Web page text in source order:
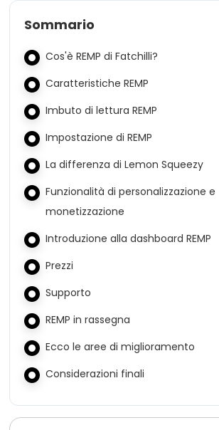
Sommario
Cos'è REMP di Fatchilli?
Caratteristiche REMP
Imbuto di lettura REMP
Impostazione di REMP
La differenza di Lemon Squeezy
Funzionalità di personalizzazione e
monetizzazione
Introduzione alla dashboard REMP
Prezzi
Supporto
REMP in rassegna
Ecco le aree di miglioramento
Considerazioni finali